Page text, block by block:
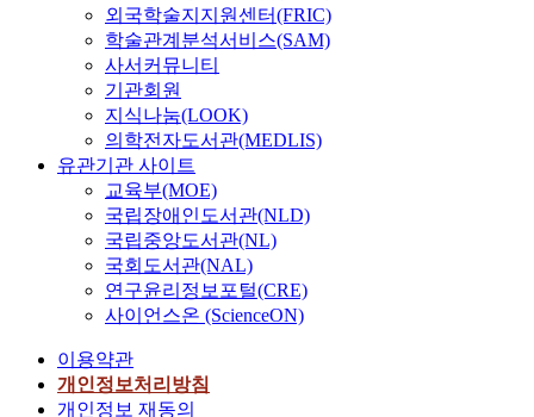
외국학술지지원센터(FRIC)
학술관계분석서비스(SAM)
사서커뮤니티
기관회원
지식나눔(LOOK)
의학전자도서관(MEDLIS)
유관기관 사이트
교육부(MOE)
국립장애인도서관(NLD)
국립중앙도서관(NL)
국회도서관(NAL)
연구윤리정보포털(CRE)
사이언스온 (ScienceON)
이용약관
개인정보처리방침
개인정보 재동의